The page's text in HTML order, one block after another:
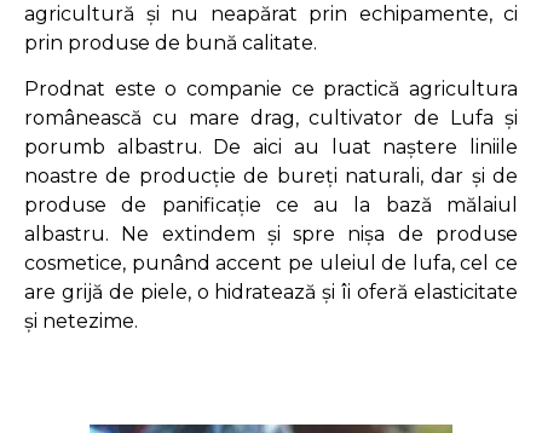
agricultură și nu neapărat prin echipamente, ci
prin produse de bună calitate.
Prodnat este o companie ce practică agricultura
românească cu mare drag, cultivator de Lufa și
porumb albastru. De aici au luat naștere liniile
noastre de producție de bureți naturali, dar și de
produse de panificație ce au la bază mălaiul
albastru. Ne extindem și spre nișa de produse
cosmetice, punând accent pe uleiul de lufa, cel ce
are grijă de piele, o hidratează și îi oferă elasticitate
și netezime.